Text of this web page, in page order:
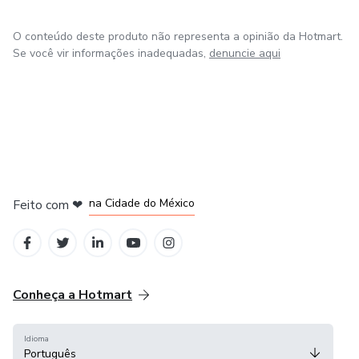
vou te ensinar!
O conteúdo deste produto não representa a opinião da Hotmart.
Se você vir informações inadequadas, denuncie aqui
Feito com ❤ na Cidade do México
Conheça a Hotmart
Idioma
Português